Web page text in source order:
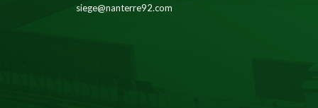
siege@nanterre92.com